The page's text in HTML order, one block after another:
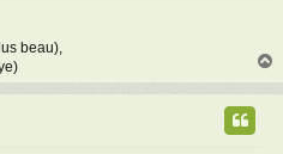
beau),
a
u